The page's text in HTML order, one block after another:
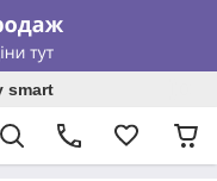
smart